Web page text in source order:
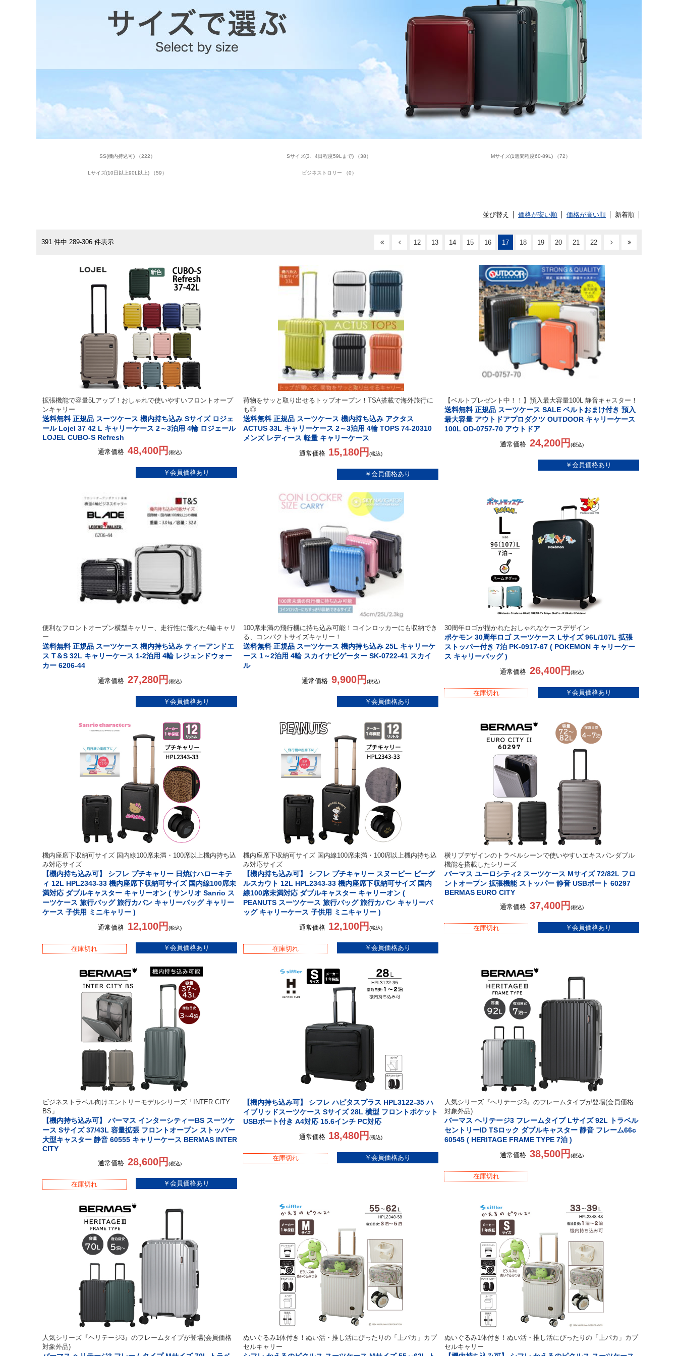
SS(機内持込可) （222） Sサイズ(3、4日程度59Lまで) （38） Mサイズ(1週間程度60-89L) （72）
Lサイズ(10日以上90L以上) （59） ビジネストロリー （0）
並び替え 価格が安い順 価格が高い順 新着順
391 件中 289-306 件表示 12 13 14 15 16 17 18 19 20 21 22
拡張機能で容量5Lアップ！おしゃれで使いやすいフロントオープ
ンキャリー
送料無料 正規品 スーツケース 機内持ち込み Sサイズ ロジェ
ール Lojel 37 42 L キャリーケース 2～3泊用 4輪 ロジェール
LOJEL CUBO-S Refresh
通常価格 48,400円 (税込)
荷物をサッと取り出せるトップオープン！TSA搭載で海外旅行に
も◎
送料無料 正規品 スーツケース 機内持ち込み アクタス
ACTUS 33L キャリーケース 2～3泊用 4輪 TOPS 74-20310
メンズ レディース 軽量 キャリーケース
通常価格 15,180円(税込)
【ベルトプレゼント中！！】預入最大容量100L 静音キャスター！
送料無料 正規品 スーツケース SALE ベルトおまけ付き 預入
最大容量 アウトドアプロダクツ OUTDOOR キャリーケース
100L OD-0757-70 アウトドア
通常価格 24,200円 (税込)
便利なフロントオープン横型キャリー、走行性に優れた4輪キャリ
ー
送料無料 正規品 スーツケース 機内持ち込み ティーアンドエ
ス T＆S 32L キャリーケース 1-2泊用 4輪 レジェンドウォー
カー 6206-44
通常価格 27,280円 (税込)
100席未満の飛行機に持ち込み可能！コインロッカーにも収納でき
る、コンパクトサイズキャリー！
送料無料 正規品 スーツケース 機内持ち込み 25L キャリーケ
ース 1～2泊用 4輪 スカイナビゲーター SK-0722-41 スカイ
ル
通常価格 9,900円 (税込)
30周年ロゴが描かれたおしゃれなケースデザイン
ポケモン 30周年ロゴ スーツケース Lサイズ 96L/107L 拡張
ストッパー付き 7泊 PK-0917-67 ( POKEMON キャリーケー
ス キャリーバッグ )
通常価格 26,400円 (税込)
在庫切れ
機内座席下収納可サイズ 国内線100席未満・100席以上機内持ち込
み対応サイズ
【機内持ち込み可】 シフレ プチキャリー 日焼けハローキテ
ィ 12L HPL2343-33 機内座席下収納可サイズ 国内線100席未
満対応 ダブルキャスター キャリーオン ( サンリオ Sanrio ス
ーツケース 旅行バッグ 旅行カバン キャリーバッグ キャリー
ケース 子供用 ミニキャリー )
通常価格 12,100円 (税込)
在庫切れ
機内座席下収納可サイズ 国内線100席未満・100席以上機内持ち込
み対応サイズ
【機内持ち込み可】 シフレ プチキャリー スヌーピー ビーグ
ルスカウト 12L HPL2343-33 機内座席下収納可サイズ 国内
線100席未満対応 ダブルキャスター キャリーオン (
PEANUTS スーツケース 旅行バッグ 旅行カバン キャリーバ
ッグ キャリーケース 子供用 ミニキャリー )
通常価格 12,100円(税込)
在庫切れ
横リブデザインのトラベルシーンで使いやすいエキスパンダブル
機能を搭載したシリーズ
バーマス ユーロシティ2 スーツケース Mサイズ 72/82L フロ
ントオープン 拡張機能 ストッパー 静音 USBポート 60297
BERMAS EURO CITY
通常価格 37,400円 (税込)
在庫切れ
ビジネストラベル向けエントリーモデルシリーズ「INTER CITY
BS」
【機内持ち込み可】 バーマス インターシティーBS スーツケ
ース Sサイズ 37/43L 容量拡張 フロントオープン ストッパー
大型キャスター 静音 60555 キャリーケース BERMAS INTER
CITY
通常価格 28,600円 (税込)
在庫切れ
【機内持ち込み可】 シフレ ハピタスプラス HPL3122-35 ハ
イブリッドスーツケース Sサイズ 28L 横型 フロントポケット
USBポート付き A4対応 15.6インチ PC対応
通常価格 18,480円(税込)
在庫切れ
人気シリーズ『ヘリテージ3』のフレームタイプが登場(会員価格
対象外品)
バーマス ヘリテージ3 フレームタイプ Lサイズ 92L トラベル
セントリーID TSロック ダブルキャスター 静音 フレーム66c
60545 ( HERITAGE FRAME TYPE 7泊 )
通常価格 38,500円 (税込)
在庫切れ
人気シリーズ『ヘリテージ3』のフレームタイプが登場(会員価格
対象外品)
ぬいぐるみ1体付き！ぬい活・推し活にぴったりの「上パカ」カプ
セルキャリー
ぬいぐるみ1体付き！ぬい活・推し活にぴったりの「上パカ」カプ
セルキャリー